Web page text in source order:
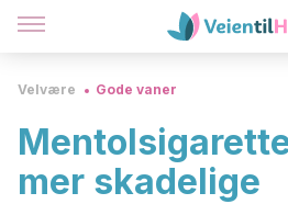
Velvære Gode vaner
mer skadelige